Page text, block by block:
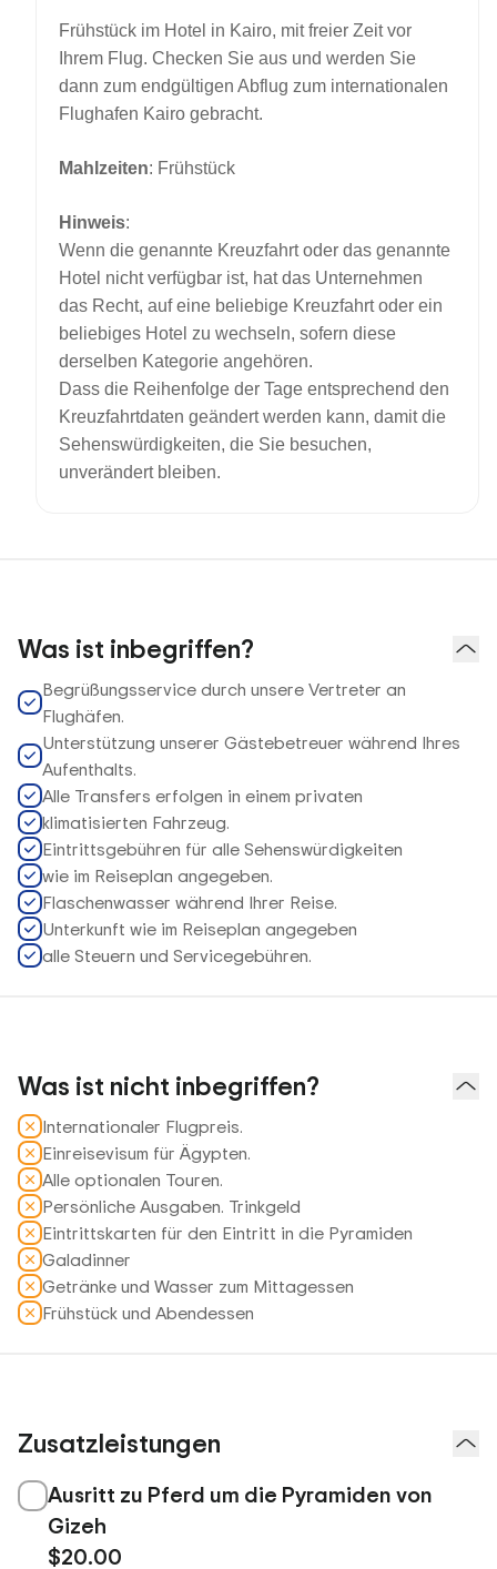
Frühstück im Hotel in Kairo, mit freier Zeit vor
Ihrem Flug. Checken Sie aus und werden Sie
dann zum endgültigen Abflug zum internationalen
Flughafen Kairo gebracht.
Mahlzeiten: Frühstück
Hinweis:
Wenn die genannte Kreuzfahrt oder das genannte
Hotel nicht verfügbar ist, hat das Unternehmen
das Recht, auf eine beliebige Kreuzfahrt oder ein
beliebiges Hotel zu wechseln, sofern diese
derselben Kategorie angehören.
Dass die Reihenfolge der Tage entsprechend den
Kreuzfahrtdaten geändert werden kann, damit die
Sehenswürdigkeiten, die Sie besuchen,
unverändert bleiben.
Was ist inbegriffen?
Begrüßungsservice durch unsere Vertreter an
Flughäfen.
Unterstützung unserer Gästebetreuer während Ihres
Aufenthalts.
Alle Transfers erfolgen in einem privaten
klimatisierten Fahrzeug.
Eintrittsgebühren für alle Sehenswürdigkeiten
wie im Reiseplan angegeben.
Flaschenwasser während Ihrer Reise.
Unterkunft wie im Reiseplan angegeben
alle Steuern und Servicegebühren.
Was ist nicht inbegriffen?
Internationaler Flugpreis.
Einreisevisum für Ägypten.
Alle optionalen Touren.
Persönliche Ausgaben. Trinkgeld
Eintrittskarten für den Eintritt in die Pyramiden
Galadinner
Getränke und Wasser zum Mittagessen
Frühstück und Abendessen
Zusatzleistungen
Ausritt zu Pferd um die Pyramiden von
Gizeh
$20.00